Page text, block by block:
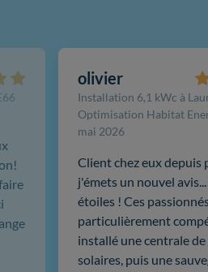
olivier
Installation 6,1 kWc à
Optimisation Habitat
mai 2026
Client chez eux depuis
j'émets un nouvel
étoiles ! Ces
particulièrement
installé une centrale
solaires, puis une